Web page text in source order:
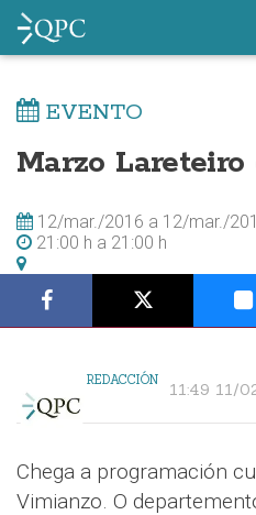
EVENTO
Marzo
12/mar./2016 a 12/mar./
21:00 h a 21:00 h
REDACCIÓN 11:49 11/
Chega a programación
Vimianzo. O